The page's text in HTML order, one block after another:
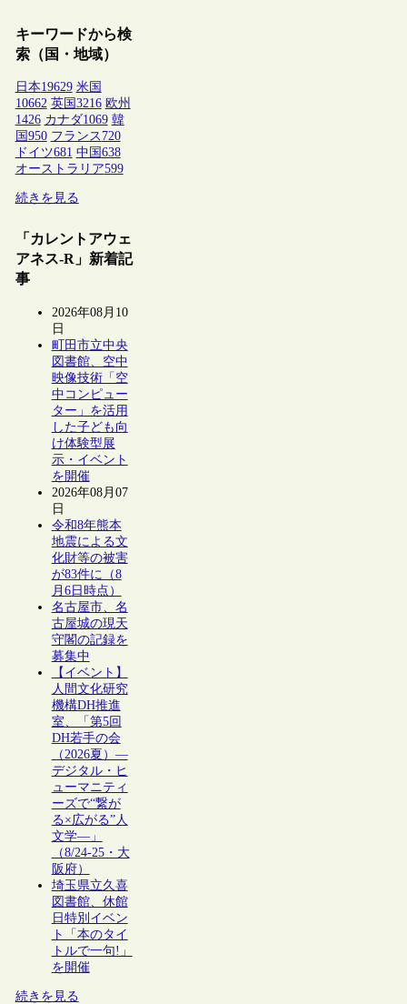
キーワードから検
索（国・地域）
日本19629 米国
10662 英国 3216 欧州
1426 カナダ1069 韓
国 950 フランス 720
ドイツ681 中国 638
オーストラリア599
続きを見る
「カレントアウェ
アネス-R」新着記
事
2026年08月10
日
町田市立中央
図書館、空中
映像技術「空
中コンピュー
ター」を活用
した子ども向
け体験型展
示・イベント
を開催
2026年08月07
日
令和8年熊本
地震による文
化財等の被害
が83件に（8
月6日時点）
名古屋市、名
古屋城の現天
守閣の記録を
募集中
【イベント】
人間文化研究
機構DH推進
室、「第5回
DH若手の会
（2026夏）―
デジタル・ヒ
ューマニティ
ーズで“繋が
る×広がる”人
文学―」
（8/24-25・大
阪府）
埼玉県立久喜
図書館、休館
日特別イベン
ト「本のタイ
トルで一句!」
を開催
続きを見る